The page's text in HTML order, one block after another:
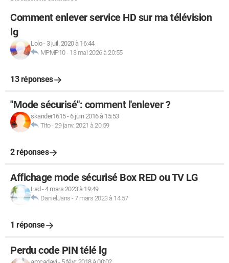
Comment enlever service HD sur ma télévision
lg
Lolo- 3 juil. 2020 à 16:44
MPMP10- 13 mai 2026 à 20:55
13 réponses
"Mode sécurisé": comment l'enlever ?
skander1615- 6 juin 2016 à 15:53
Tito-29 janv. 2021 à 20:59
2 réponses
Affichage mode sécurisé Box RED ou TV LG
Lad -4 mars 2023 à 19:49
DanielJans -7 mars 2023 à 14:57
1 réponse
Perdu code PIN télé lg